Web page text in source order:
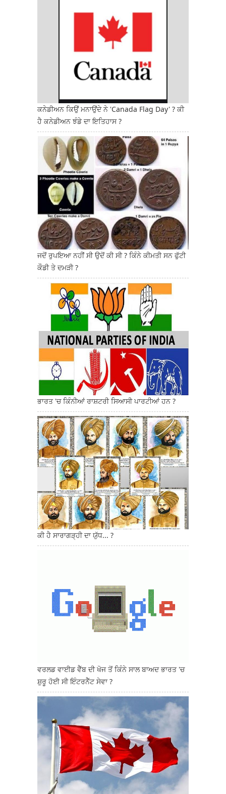
ਕਨੇਡੀਅਨ ਕਿਉਂ ਮਨਾਉਂਦੇ ਨੇ 'Canada Flag Day' ? ਕੀ
ਹੈ ਕਨੇਡੀਅਨ ਝੰਡੇ ਦਾ ਇਤਿਹਾਸ ?
ਜਦੋਂ ਰੁਪਇਆ ਨਹੀਂ ਸੀ ਉਦੋਂ ਕੀ ਸੀ ? ਕਿੰਨੇ ਕੀਮਤੀ ਸਨ ਫੁੱਟੀ
ਕੌਡੀ ਤੇ ਦਮੜੀ ?
ਭਾਰਤ 'ਚ ਕਿੰਨੀਆਂ ਰਾਸ਼ਟਰੀ ਸਿਆਸੀ ਪਾਰਟੀਆਂ ਹਨ ?
ਕੀ ਹੈ ਸਾਰਾਗੜ੍ਹੀ ਦਾ ਯੁੱਧ... ?
ਵਰਲਡ ਵਾਈਡ ਵੈੱਬ ਦੀ ਖੋਜ ਤੋਂ ਕਿੰਨੇ ਸਾਲ ਬਾਅਦ ਭਾਰਤ 'ਚ
ਸ਼ੁਰੂ ਹੋਈ ਸੀ ਇੰਟਰਨੈੱਟ ਸੇਵਾ ?